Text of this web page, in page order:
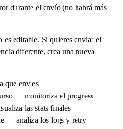
durante el envío (no habrá más
es editable. Si quieres enviar el
diferente, crea una nueva
que envíes
— monitoriza el progress
las stats finales
— analiza los logs y retry